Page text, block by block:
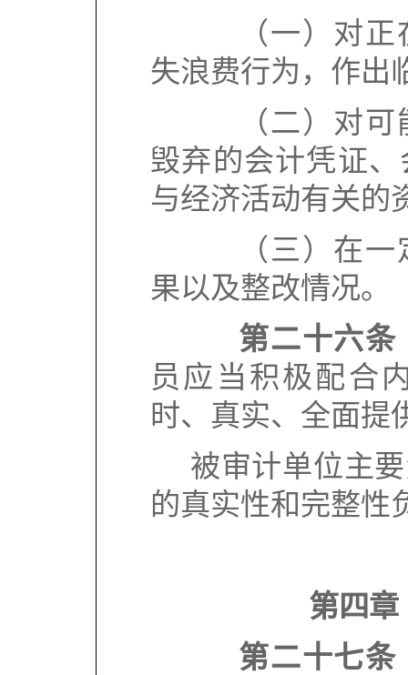
（一）对正
失浪费行为，作出
（二）对可
毁弃的会计凭证
与经济活动有关的
（三）在一
果以及整改情况。
第二十六条
员应当积极配合
时、真实、全面提
被审计单位主
的真实性和完整性
第四
第二十七条